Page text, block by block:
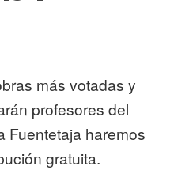
más votadas y
profesores del
Fuentetaja haremos
gratuita.